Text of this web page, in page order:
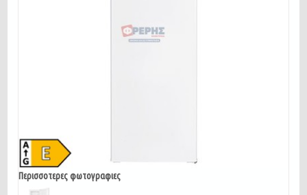
Περισσοτερες φωτογραφιες